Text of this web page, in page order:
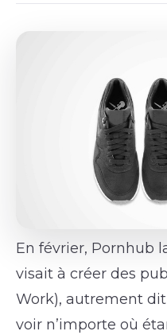
En février, Pornhub
visait à créer des
Work), autrement dit
voir n’importe où